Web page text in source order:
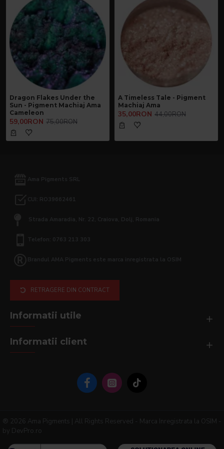
Dragon Flakes Under the
Sun - Pigment Machiaj Ama
Cameleon
59,00RON 75,00RON
A Timeless Tale - Pigment
Machiaj Ama
35,00RON 44,00RON
Ama Pigments SRL
CUI: RO39662461
Strada Amaradia, Nr. 22, Craiova, Dolj, Romania
Telefon: 0763 213 303
Brandul AMA Pigments este marca inregistrata la OSIM
RETRAGERE DIN CONTRACT
Informatii utile
Informatii client
® 2026 Ama Pigments | All Rights Reserved - Marca Inregistrata la OSIM -
by DevPro.ro